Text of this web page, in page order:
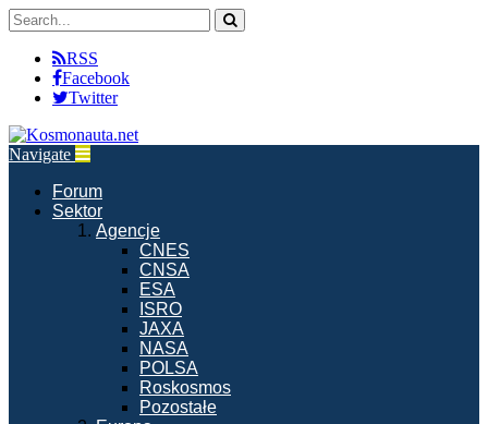
RSS
Facebook
Twitter
Navigate
Forum
Sektor
Agencje
CNES
CNSA
ESA
ISRO
JAXA
NASA
POLSA
Roskosmos
Pozostałe